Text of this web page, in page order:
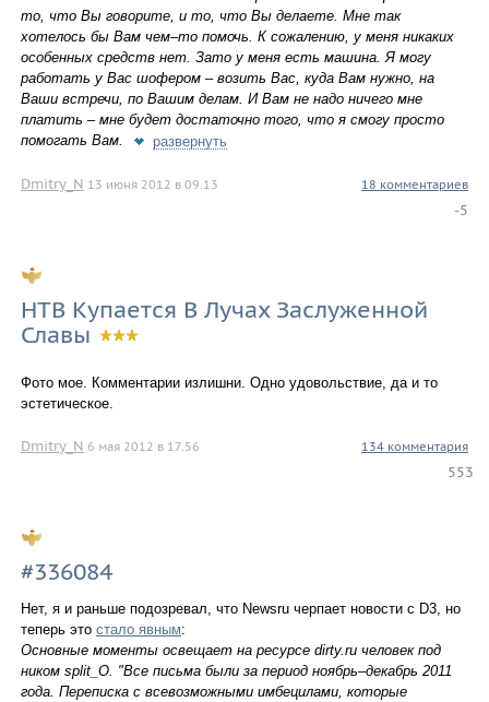
то, что Вы говорите, и то, что Вы делаете. Мне так
хотелось бы Вам чем–то помочь. К сожалению, у меня никаких
особенных средств нет. Зато у меня есть машина. Я могу
работать у Вас шофером – возить Вас, куда Вам нужно, на
Ваши встречи, по Вашим делам. И Вам не надо ничего мне
платить – мне будет достаточно того, что я смогу просто
помогать Вам.
развернуть
Dmitry_N 13 июня 2012 в 09.13 18 комментариев
-5
НТВ Купается В Лучах Заслуженной
Славы
Фото мое. Комментарии излишни. Одно удовольствие, да и то 
эстетическое.
Dmitry_N 6 мая 2012 в 17.56 134 комментария
553
#336084
Нет, я и раньше подозревал, что Newsru черпает новости с D3, но
теперь это стало явным:
Основные моменты освещает на ресурсе dirty.ru человек под
ником split_O. "Все письма были за период ноябрь–декабрь 2011
года. Переписка с всевозможными имбецилами, которые